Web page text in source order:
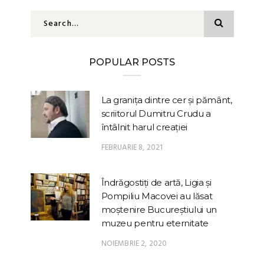
POPULAR POSTS
La granița dintre cer și pământ,
scriitorul Dumitru Crudu a
întâlnit harul creației
FEBRUARIE 8, 2021
Îndrăgostiți de artă, Ligia și
Pompiliu Macovei au lăsat
moștenire Bucureștiului un
muzeu pentru eternitate
NOIEMBRIE 2, 2020